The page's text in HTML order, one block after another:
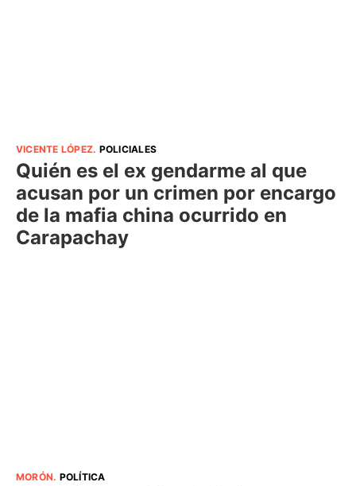
VICENTE LÓPEZ. POLICIALES
Quién es el ex gendarme al que
acusan por un crimen por encargo
de la mafia china ocurrido en
Carapachay
MORÓN. POLÍTICA